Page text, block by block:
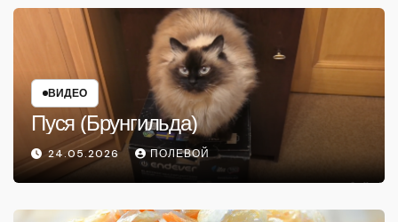
ВИДЕО
Пуся (Брунгильда)
24.05.2026 ПОЛЕВОЙ